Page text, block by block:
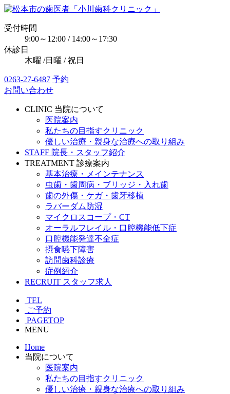
受付時間
9:00～12:00 / 14:00～17:30
休診日
木曜 /日曜 / 祝日
0263-27-6487 予約
お問い合わせ
CLINIC 当院について
医院案内
私たちの目指すクリニック
優しい治療・親身な治療への取り組み
STAFF 院長・スタッフ紹介
TREATMENT 診療案内
基本治療・メインテナンス
虫歯・歯周病・ブリッジ・入れ歯
歯の外傷・ケガ・歯牙移植
ラバーダム防湿
マイクロスコープ・CT
オーラルフレイル・口腔機能低下症
口腔機能発達不全症
摂食嚥下障害
訪問歯科診療
症例紹介
RECRUIT スタッフ求人
TEL
ご予約
PAGETOP
MENU
Home
当院について
医院案内
私たちの目指すクリニック
優しい治療・親身な治療への取り組み